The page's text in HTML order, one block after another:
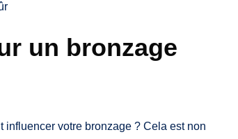
un bronzage
votre bronzage ? Cela est non